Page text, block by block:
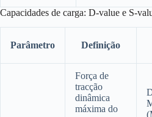
Capacidades de carga: D-value e S-
Parâmetro Definição
Força de
tracção
dinâmica
máxima do